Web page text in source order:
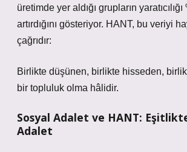
üretimde yer aldığı grupların
artırdığını gösteriyor. HANT, bu veriyi
çağrıdır:
Birlikte düşünen, birlikte hisseden,
bir topluluk olma hâlidir.
Sosyal Adalet ve HANT:
Adalet